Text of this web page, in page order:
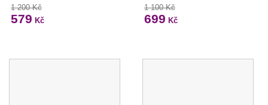
1 200 Kč
579 Kč
1 100 Kč
699 Kč